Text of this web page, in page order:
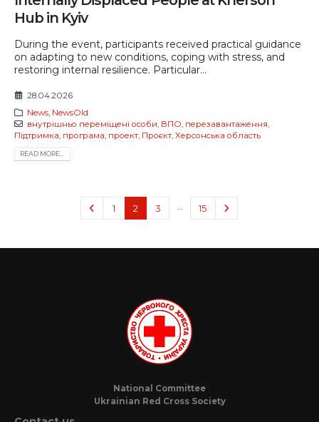
Hub in Kyiv
During the event, participants received practical guidance
on adapting to new conditions, coping with stress, and
restoring internal resilience. Particular...
28.04.2026
News, NewsOld
внутрішньо переміщені особи ВПО перезавантаження
Підтримка програма проект, Проєкт, Херсонська область
READ MORE...
1 2 3 15
National Committee
Ukrainian Red Cross Society